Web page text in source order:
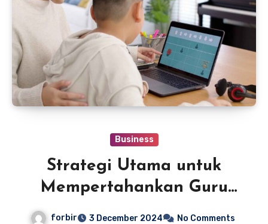
Business
Strategi Utama untuk
Mempertahankan Guru
forbir 3 December 2024 No Comments